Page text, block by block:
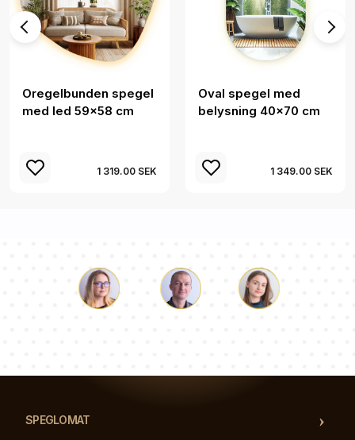
Oregelbunden spegel
med led 59x58 cm
1 319.00 SEK
Oval spegel med
belysning 40x70 cm
1 349.00 SEK
SPEGLOMAT